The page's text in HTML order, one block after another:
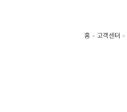
홈 고객센터